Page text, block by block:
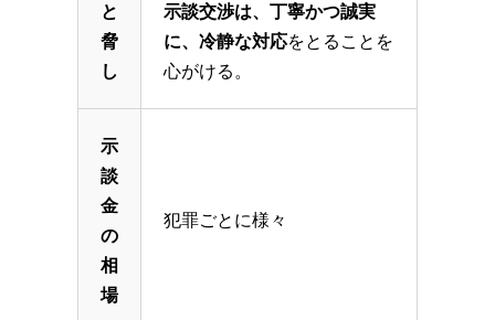
と
脅
し
示談交渉は、丁寧かつ誠実
に、冷静な対応をとることを
心がける。
示
談
金
の
相
場
犯罪ごとに様々